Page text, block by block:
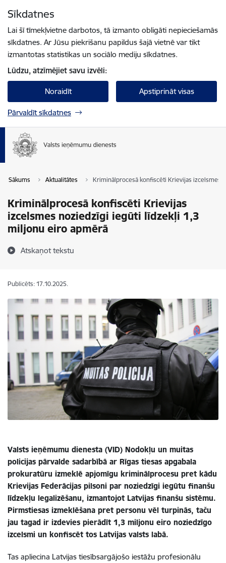
Sīkdatnes
Lai šī tīmekļvietne darbotos, tā izmanto obligāti nepieciešamās
sīkdatnes. Ar Jūsu piekrišanu papildus šajā vietnē var tikt
izmantotas statistikas un sociālo mediju sīkdatnes.
Lūdzu, atzīmējiet savu izvēli:
Noraidīt Apstiprināt visas
Pārvaldīt sīkdatnes
Sākums Aktualitātes Kriminālprocesā konfiscēti Krievijas izcelsmes
Kriminālprocesā konfiscēti Krievijas
izcelsmes noziedzīgi iegūti līdzekļi 1,3
miljonu eiro apmērā
Atskaņot tekstu
Publicēts: 17.10.2025.
Valsts ieņēmumu dienesta (VID) Nodokļu un muitas
policijas pārvalde sadarbībā ar Rīgas tiesas apgabala
prokuratūru izmeklē apjomīgu kriminālprocesu pret kādu
Krievijas Federācijas pilsoni par noziedzīgi iegūtu finanšu
līdzekļu legalizēšanu, izmantojot Latvijas finanšu sistēmu.
Pirmstiesas izmeklēšana pret personu vēl turpinās, taču
jau tagad ir izdevies pierādīt 1,3 miljonu eiro noziedzīgo
izcelsmi un konfiscēt tos Latvijas valsts labā.
Tas apliecina Latvijas tiesībsargājošo iestāžu profesionālu